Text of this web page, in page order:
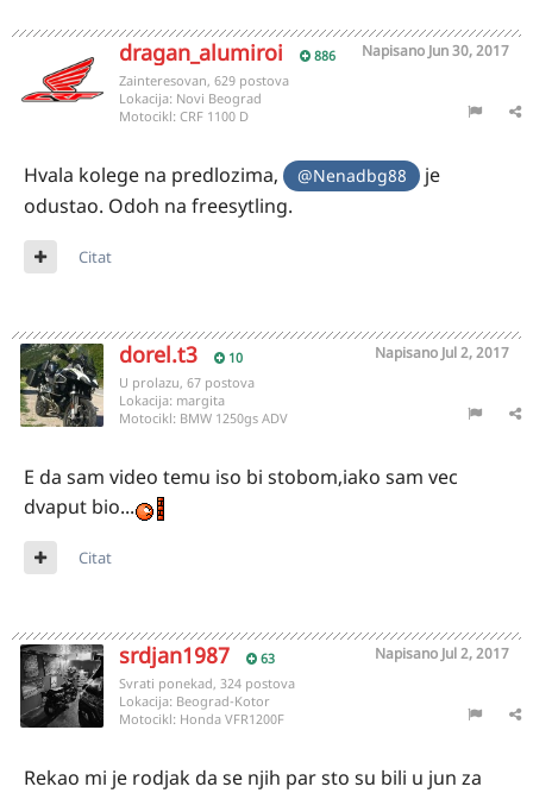
dragan_alumiroi 886 Napisano Jun 30, 2017
Zainteresovan, 629 postova
Lokacija: Novi Beograd
Motocikl: CRF 1100 D
Hvala kolege na predlozima, @Nenadbg88
je
odustao. Odoh na freesytling.
Citat
dorel.t3 10 Napisano Jul 2, 2017
U prolazu, 67 postova
Lokacija: margita
Motocikl: BMW 1250gs ADV
E da sam video temu iso bi stobom,iako sam vec
dvaput bio...
Citat
srdjan1987 63 Napisano Jul 2, 2017
Svrati ponekad, 324 postova
Lokacija: Beograd-Kotor
Motocikl: Honda VFR1200F
Rekao mi je rodjak da se njih par sto su bili u jun za